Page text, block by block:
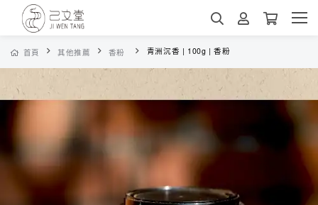
首頁 其他推薦 香粉 青洲沉香 | 100g | 香粉